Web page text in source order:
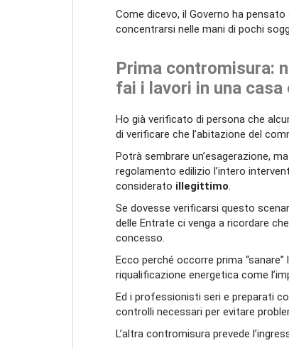
Come dicevo, il Governo ha
concentrarsi nelle mani di pochi
Prima contromisura:
fai i lavori in una
Ho già verificato di persona che
di verificare che l’abitazione del
Potrà sembrare un’esagerazione,
regolamento edilizio l’intero
considerato illegittimo.
Se dovesse verificarsi questo
delle Entrate ci venga a ricordare
concesso.
Ecco perché occorre prima
riqualificazione energetica come
Ed i professionisti seri e preparati
controlli necessari per evitare
L’altra contromisura prevede